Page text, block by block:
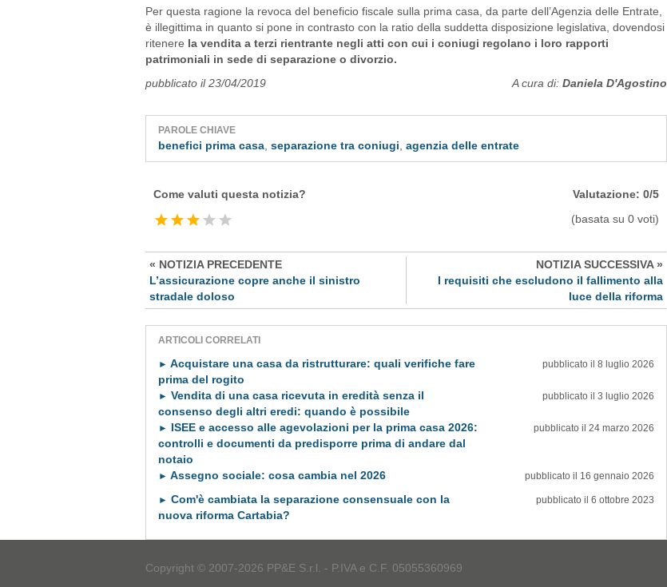
Per questa ragione la revoca del beneficio fiscale sulla prima casa, da parte dell’Agenzia delle Entrate,
è illegittima in quanto si pone in contrasto con la ratio della suddetta disposizione legislativa, dovendosi
ritenere la vendita a terzi rientrante negli atti con cui i coniugi regolano i loro rapporti
patrimoniali in sede di separazione o divorzio.
pubblicato il 23/04/2019
A cura di:Daniela D'Agostino
PAROLE CHIAVE
benefici prima casa separazione tra coniugi agenzia delle entrate
Come valuti questa notizia?
Valutazione: 0/5
(basata su 0 voti)
« NOTIZIA PRECEDENTE
L’assicurazione copre anche il sinistro
stradale doloso
NOTIZIA SUCCESSIVA »
I requisiti che escludono il fallimento alla
luce della riforma
ARTICOLI CORRELATI
► Acquistare una casa da ristrutturare: quali verifiche fare
prima del rogito
pubblicato il 8 luglio 2026
► Vendita di una casa ricevuta in eredità senza il
consenso degli altri eredi: quando è possibile
pubblicato il 3 luglio 2026
► ISEE e accesso alle agevolazioni per la prima casa 2026:
controlli e documenti da predisporre prima di andare dal
notaio
pubblicato il 24 marzo 2026
► Assegno sociale: cosa cambia nel 2026 pubblicato il 16 gennaio 2026
► Com'è cambiata la separazione consensuale con la
nuova riforma Cartabia?
pubblicato il 6 ottobre 2023
Copyright © 2007-2026 PP&E S.r.l. - P.IVA e C.F. 05055360969